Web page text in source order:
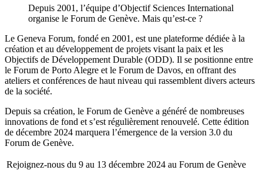
Depuis 2001, l’équipe d’Objectif Sciences International
organise le Forum de Genève. Mais qu’est-ce ?
Le Geneva Forum, fondé en 2001, est une plateforme dédiée à la
création et au développement de projets visant la paix et les
Objectifs de Développement Durable (ODD). Il se positionne entre
le Forum de Porto Alegre et le Forum de Davos, en offrant des
ateliers et conférences de haut niveau qui rassemblent divers acteurs
de la société.
Depuis sa création, le Forum de Genève a généré de nombreuses
innovations de fond et s’est régulièrement renouvelé. Cette édition
de décembre 2024 marquera l’émergence de la version 3.0 du
Forum de Genève.
Rejoignez-nous du 9 au 13 décembre 2024 au Forum de Genève